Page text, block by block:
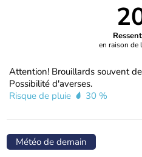
en raison de
Attention! Brouillards souvent
Possibilité d'averses.
Risque de pluie
30 %
Météo de demain